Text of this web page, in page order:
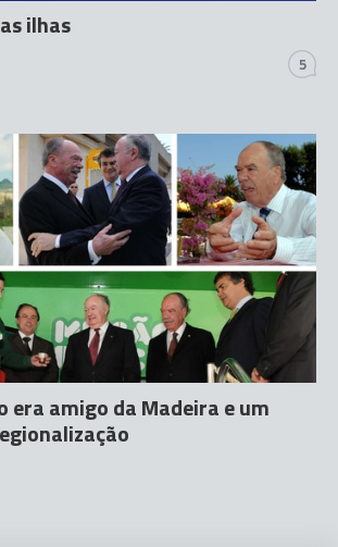
ilhas
5
era amigo da Madeira e um